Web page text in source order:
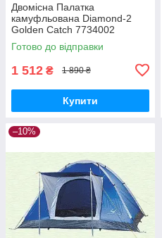
Двомісна Палатка
камуфльована Diamond-2
Golden Catch 7734002
Готово до відправки
1 512 ₴ 1 890 ₴
Купити
–10%